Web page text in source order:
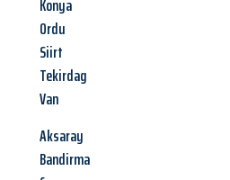
Konya
Ordu
Siirt
Tekirdag
Van
Aksaray
Bandirma